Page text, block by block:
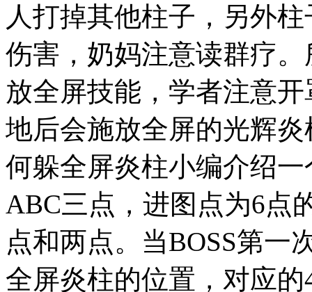
人打掉其他柱子，另外
伤害，奶妈注意读群疗
放全屏技能，学者注意
地后会施放全屏的光辉
何躲全屏炎柱小编介绍
ABC三点，进图点为6点
点和两点。当BOSS第一
全屏炎柱的位置，对应